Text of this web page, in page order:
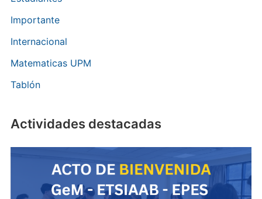
Importante
Internacional
Matematicas UPM
Tablón
Actividades destacadas